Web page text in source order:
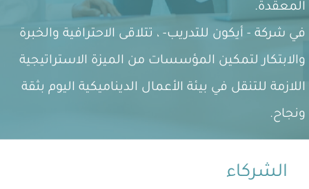
المعقدة.
في شركة - أيكون للتدريب- ، تتلاقى الاحترافية والخبرة
والابتكار لتمكين المؤسسات من الميزة الاستراتيجية
اللازمة للتنقل في بيئة الأعمال الديناميكية اليوم بثقة
ونجاح.
الشركاء